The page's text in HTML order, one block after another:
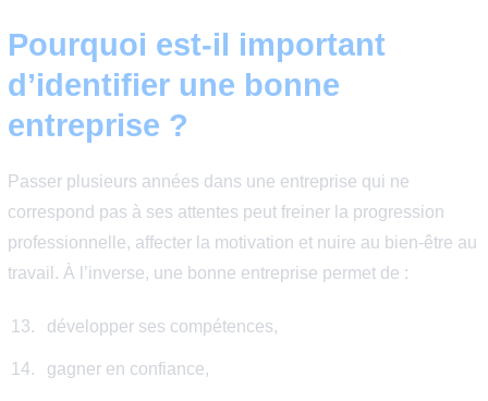
Certains signes sont pourtant très révélateurs. Ils
qu’une entreprise investit dans ses collaborateurs,
une culture saine et offre des opportunités durables.
10 signes qui montrent que t’es dans la bonne boîte.
Pourquoi est-il important
d’identifier une bonne
entreprise ?